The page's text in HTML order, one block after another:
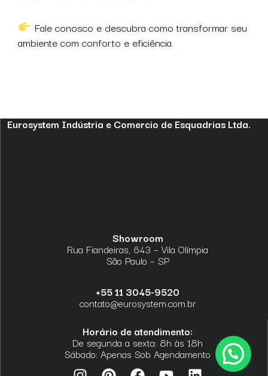
Fale conosco e descubra como transformar seu
ambiente com conforto e eficiência.
Eurosystem Indústria e Comercio de Esquadrias Ltda.
Showroom
Rua Fiandeiras, 643 – Vila Olímpia
São Paulo – SP
+55 11 3045-9520
contato@eurosystem.com.br
Horário de atendimento:
De segunda a sexta: 8h às 18h
Sábado: Apenas Sob Agendamento
I P F Y L